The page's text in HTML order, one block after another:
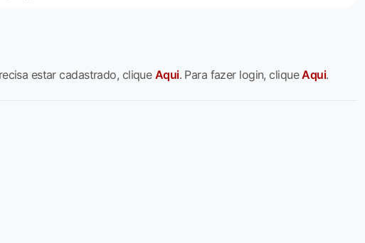
estar cadastrado, cliqueAqui. Para fazer login, cliqueAqui.